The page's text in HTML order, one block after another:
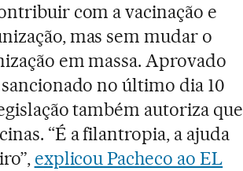
com a vacinação e
mas sem mudar o
em massa. Aprovado
no último dia 10
também autoriza que
“É a filantropia, a ajuda
explicou Pacheco ao EL